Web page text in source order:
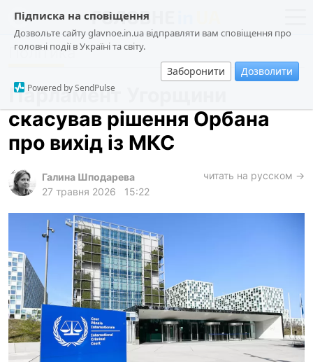
Підписка на сповіщення
Дозвольте сайту glavnoe.in.ua відправляти вам сповіщення про
головні події в Україні та світу.
Заборонити Дозволити
Powered by SendPulse
новини
про проєкт
суспільство
події
кримінал
харків
архів
gambling
ua ru en
Політика
Парламент Угорщини
скасував рішення Орбана
про вихід із МКС
Галина Шподарева
27 травня 2026
15:22
читать на русском →